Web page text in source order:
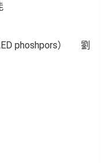
phoshpors） 劉